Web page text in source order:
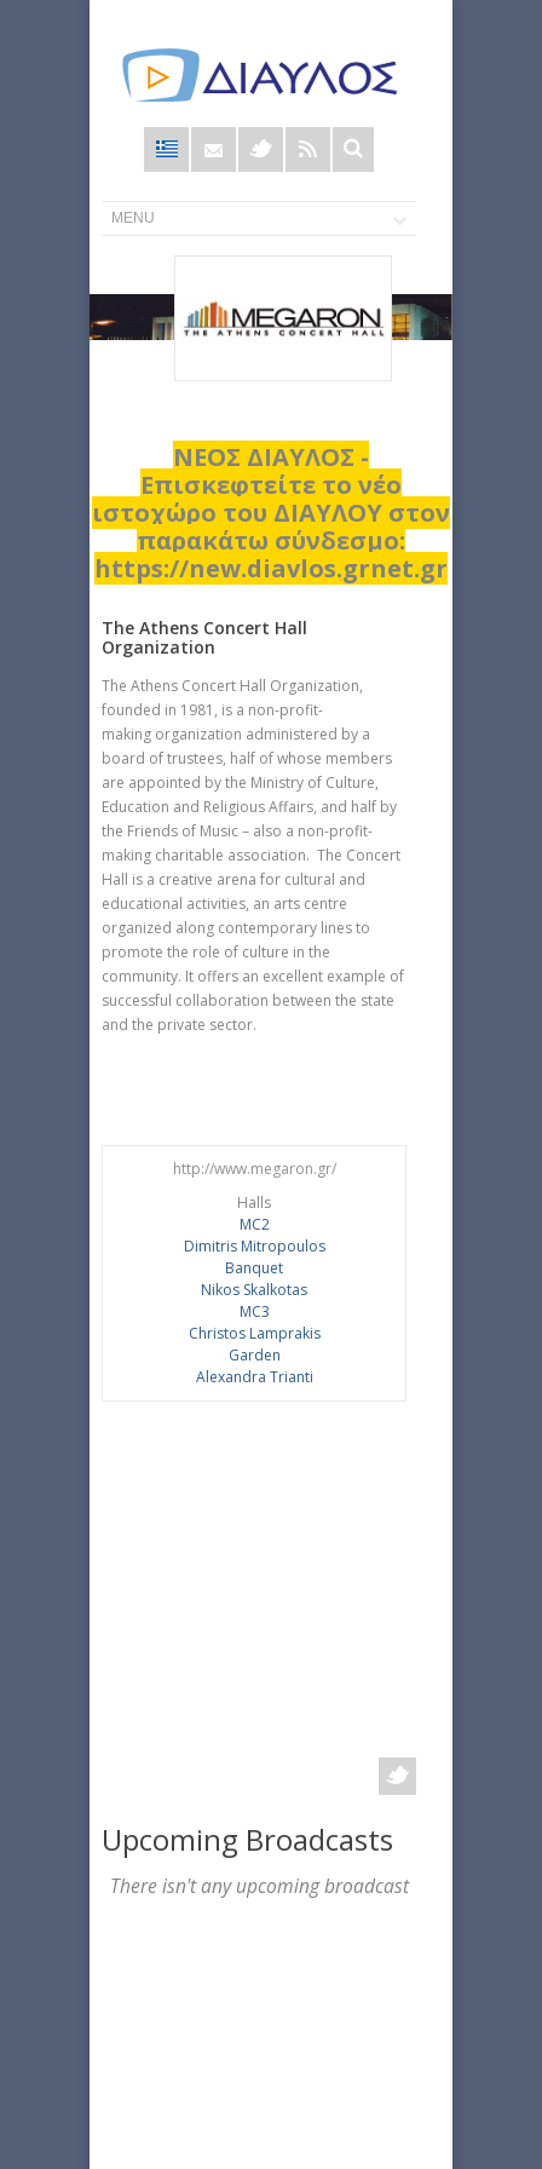
Φόρμα
αναζήτησης
ΝΕΟΣ ΔΙΑΥΛΟΣ -
Επισκεφτείτε το νέο
ιστοχώρο του ΔΙΑΥΛΟΥ στον
παρακάτω σύνδεσμο:
https://new.diavlos.grnet.gr
The Athens Concert Hall
Organization
The Athens Concert Hall Organization,
founded in 1981, is a non-profit-
making organization administered by a
board of trustees, half of whose members
are appointed by the Ministry of Culture,
Education and Religious Affairs, and half by
the Friends of Music – also a non-profit-
making charitable association. The Concert
Hall is a creative arena for cultural and
educational activities, an arts centre
organized along contemporary lines to
promote the role of culture in the
community. It offers an excellent example of
successful collaboration between the state
and the private sector.
http://www.megaron.gr/
Halls
MC2
Dimitris Mitropoulos
Banquet
Nikos Skalkotas
MC3
Christos Lamprakis
Garden
Alexandra Trianti
Upcoming Broadcasts
There isn't any upcoming broadcast